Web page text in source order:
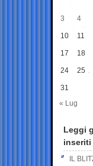
3 4
10 11
17 18
24 25
31
« Lug
Leggi
inseriti
IL